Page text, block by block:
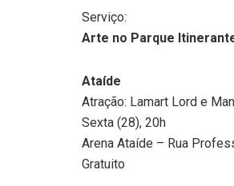
Serviço:
Arte no Parque
Ataíde
Atração: Lamart Lord e
Sexta (28), 20h
Arena Ataíde – Rua
Gratuito